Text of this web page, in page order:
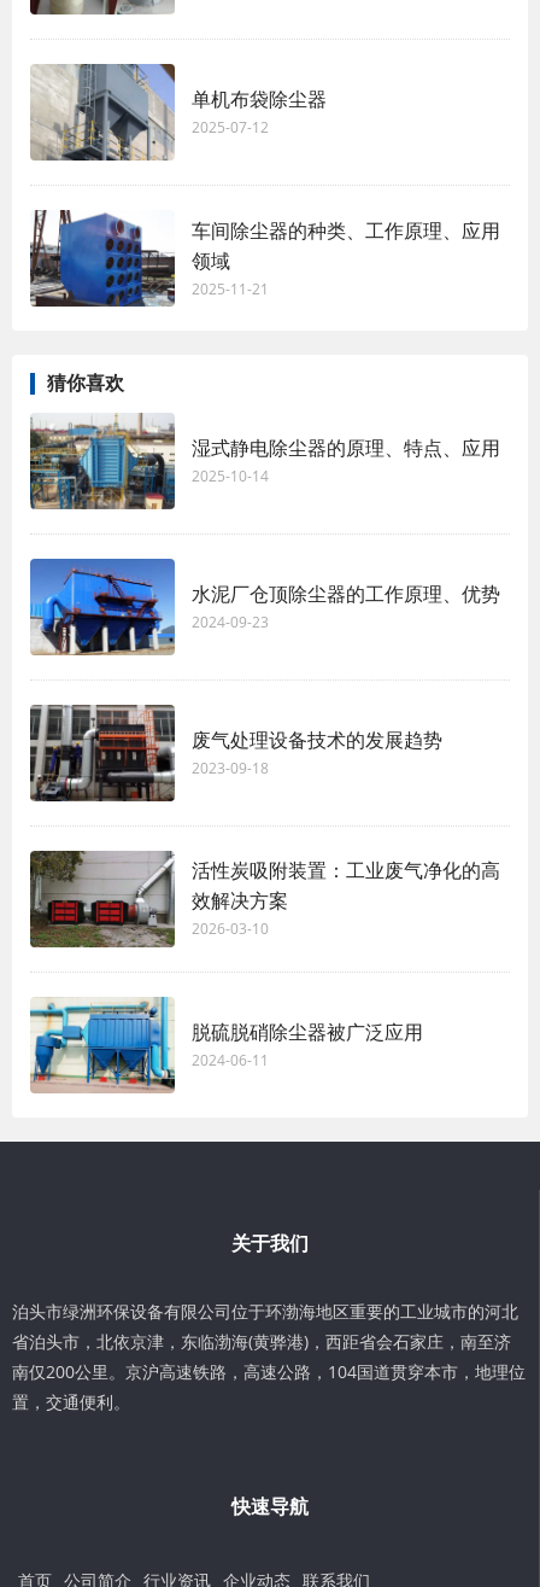
单机布袋除尘器
2025-07-12
车间除尘器的种类、工作原理、应用
领域
2025-11-21
猜你喜欢
湿式静电除尘器的原理、特点、应用
2025-10-14
水泥厂仓顶除尘器的工作原理、优势
2024-09-23
废气处理设备技术的发展趋势
2023-09-18
活性炭吸附装置：工业废气净化的高
效解决方案
2026-03-10
脱硫脱硝除尘器被广泛应用
2024-06-11
关于我们
泊头市绿洲环保设备有限公司位于环渤海地区重要的工业城市的河北
省泊头市，北依京津，东临渤海(黄骅港)，西距省会石家庄，南至济
南仅200公里。京沪高速铁路，高速公路，104国道贯穿本市，地理位
置，交通便利。
快速导航
首页 公司简介 行业资讯 企业动态 联系我们